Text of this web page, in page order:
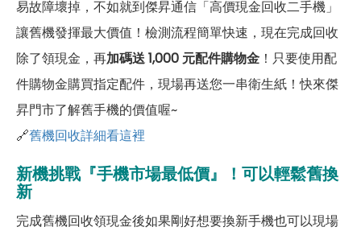
易故障壞掉，不如就到傑昇通信「高價現金回收二手機」
讓舊機發揮最大價值！檢測流程簡單快速，現在完成回收
除了領現金，再加碼送 1,000 元配件購物金 ！只要使用配
件購物金購買指定配件，現場再送您一串衛生紙！快來傑
昇門市了解舊手機的價值喔~
🔗舊機回收詳細看這裡
新機挑戰『手機市場最低價』！可以輕鬆舊換
新
完成舊機回收領現金後如果剛好想要換新手機也可以現場